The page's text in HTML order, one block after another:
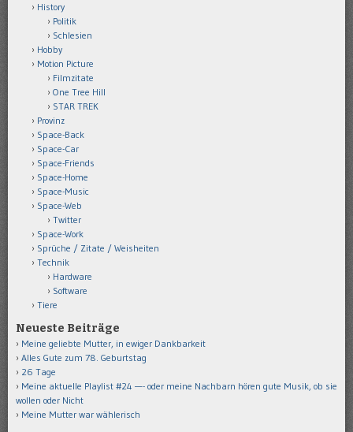
History
Politik
Schlesien
Hobby
Motion Picture
Filmzitate
One Tree Hill
STAR TREK
Provinz
Space-Back
Space-Car
Space-Friends
Space-Home
Space-Music
Space-Web
Twitter
Space-Work
Sprüche / Zitate / Weisheiten
Technik
Hardware
Software
Tiere
Neueste Beiträge
Meine geliebte Mutter, in ewiger Dankbarkeit
Alles Gute zum 78. Geburtstag
26 Tage
Meine aktuelle Playlist #24 —- oder meine Nachbarn hören gute Musik, ob sie
wollen oder Nicht
Meine Mutter war wählerisch